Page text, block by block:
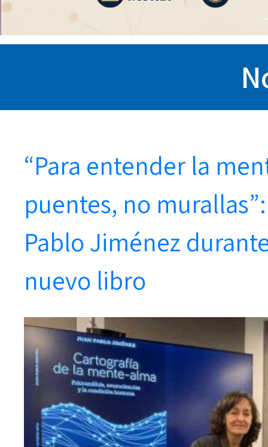
“Para entender la
puentes, no
Pablo Jiménez
nuevo libro